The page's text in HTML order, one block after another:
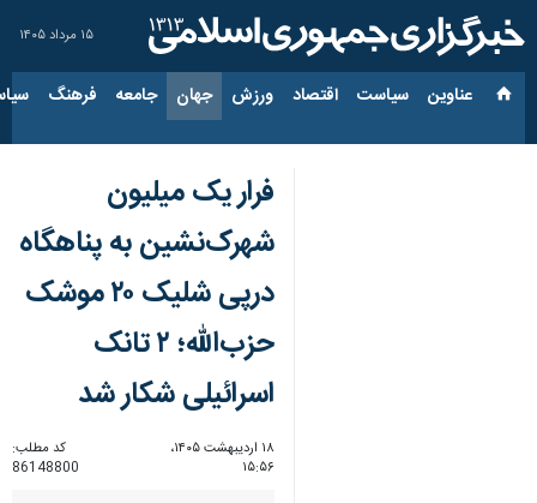
۱۵ مرداد ۱۴۰۵
عناوین‌ سیاست اقتصاد ورزش جهان جامعه فرهنگ
فرار یک میلیون
شهرک‌نشین به پناهگاه
درپی شلیک ۲۰ موشک
حزب‌الله؛ ۲ تانک
اسرائیلی شکار شد
۱۸ اردیبهشت ۱۴۰۵،
۱۵:۵۶
کد مطلب:
86148800